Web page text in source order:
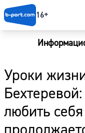
16+
Уроки
любить
Новости
Наши